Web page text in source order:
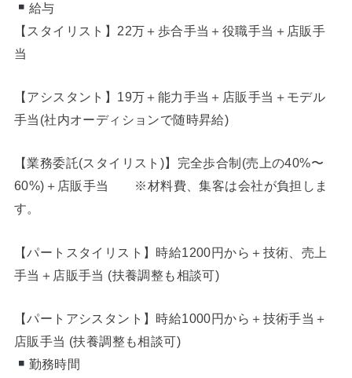
給与
【スタイリスト】22万＋歩合手当＋役職手当＋店販手
当
【アシスタント】19万＋能力手当＋店販手当＋モデル
手当(社内オーディションで随時昇給)
【業務委託(スタイリスト)】完全歩合制(売上の40%〜
60%)＋店販手当 ※材料費、集客は会社が負担しま
す。
【パートスタイリスト】時給1200円から＋技術、売上
手当＋店販手当 (扶養調整も相談可)
【パートアシスタント】時給1000円から＋技術手当＋
店販手当 (扶養調整も相談可)
勤務時間